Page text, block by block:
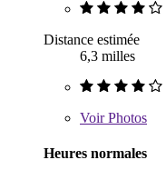
Distance estimée
6,3 milles
VoirPhotos
Heures normales